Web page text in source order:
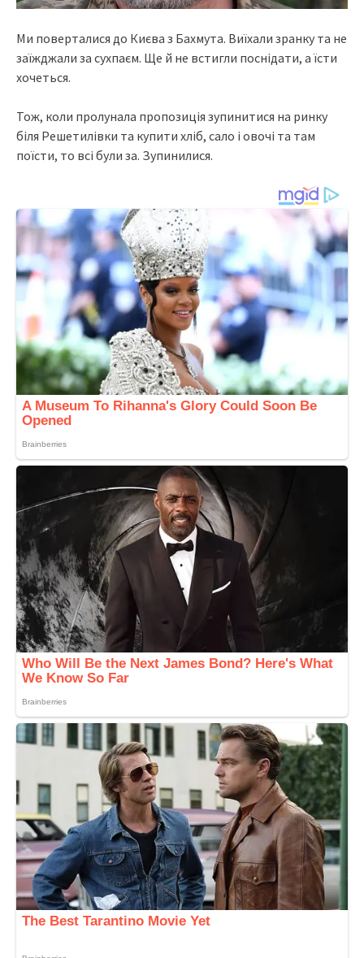
Ми поверталися до Києва з Бахмута. Виїхали зранку та не
заїжджали за сухпаєм. Ще й не встигли поснідати, а їсти
хочеться.
Тож, коли пролунала пропозиція зупинитися на ринку
біля Решетилівки та купити хліб, сало і овочі та там
поїсти, то всі були за. Зупинилися.